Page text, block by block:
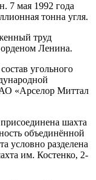
7 мая 1992 года
тонна угля.
труд
Ленина.
угольного
«Арселор Миттал
шахта
объединённой
условно разделена
им. Костенко, 2-